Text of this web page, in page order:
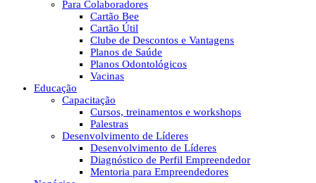
Para Colaboradores
Cartão Bee
Cartão Útil
Clube de Descontos e Vantagens
Planos de Saúde
Planos Odontológicos
Vacinas
Educação
Capacitação
Cursos, treinamentos e workshops
Palestras
Desenvolvimento de Líderes
Desenvolvimento de Líderes
Diagnóstico de Perfil Empreendedor
Mentoria para Empreendedores